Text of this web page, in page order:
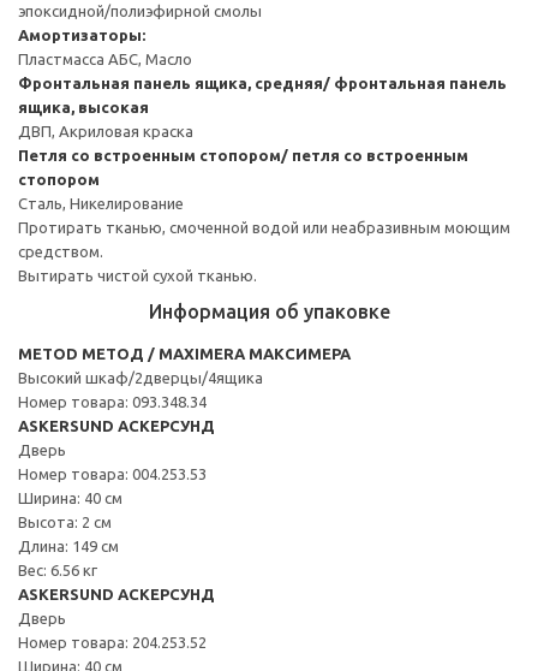
эпоксидной/полиэфирной смолы
Амортизаторы:
Пластмасса АБС, Масло
Фронтальная панель ящика, средняя/ фронтальная панель
ящика, высокая
ДВП, Акриловая краска
Петля со встроенным стопором/ петля со встроенным
стопором
Сталь, Никелирование
Протирать тканью, смоченной водой или неабразивным моющим
средством.
Вытирать чистой сухой тканью.
Информация об упаковке
METOD МЕТОД / MAXIMERA МАКСИМЕРА
Высокий шкаф/2дверцы/4ящика
Номер товара: 093.348.34
ASKERSUND АСКЕРСУНД
Дверь
Номер товара: 004.253.53
Ширина: 40 см
Высота: 2 см
Длина: 149 см
Вес: 6.56 кг
ASKERSUND АСКЕРСУНД
Дверь
Номер товара: 204.253.52
Ширина: 40 см